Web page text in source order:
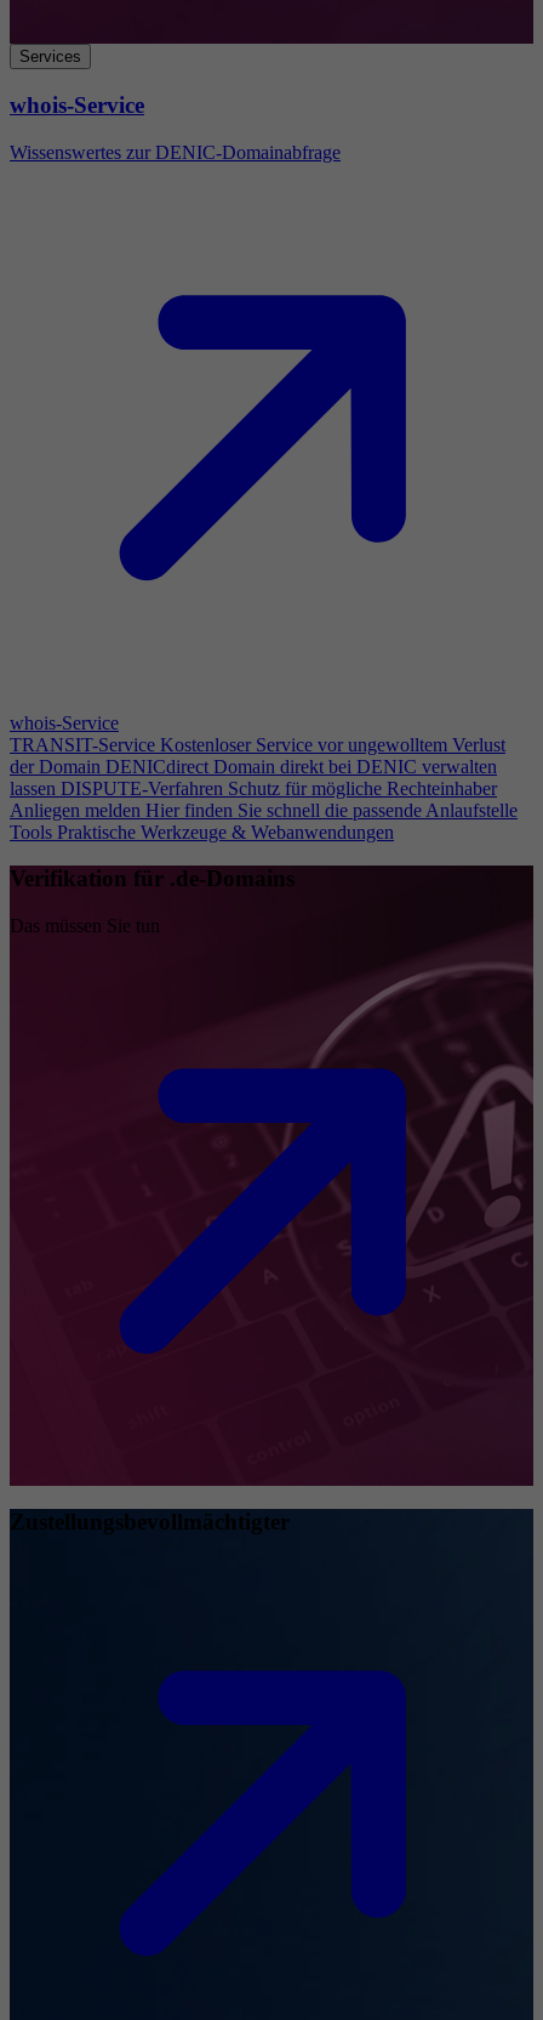
Services
whois-Service
Wissenswertes zur DENIC-Domainabfrage
whois-Service
TRANSIT-Service Kostenloser Service vor ungewolltem Verlust
der Domain DENICdirect Domain direkt bei DENIC verwalten
lassen DISPUTE-Verfahren Schutz für mögliche Rechteinhaber
Anliegen melden Hier finden Sie schnell die passende Anlaufstelle
Tools Praktische Werkzeuge & Webanwendungen
Verifikation für .de-Domains
Das müssen Sie tun
Zustellungsbevollmächtigter